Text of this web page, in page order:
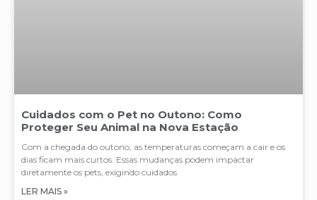
Cuidados com o Pet no Outono: Como
Proteger Seu Animal na Nova Estação
Com a chegada do outono, as temperaturas começam a cair e os
dias ficam mais curtos. Essas mudanças podem impactar
diretamente os pets, exigindo cuidados
LER MAIS »